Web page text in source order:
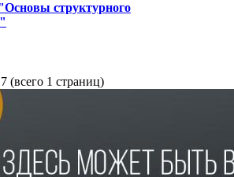
структурного
(всего 1 страниц)